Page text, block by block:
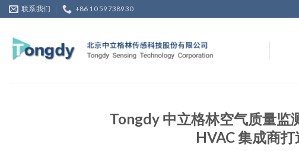
Skip
to
联系我们 +86 10 59738930
Tongdy 中立格林空气质量监
HVAC 集成商